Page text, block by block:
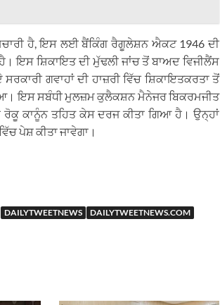
ਹੈ, ਇਸ ਲਈ ਬੈਂਕਿੰਗ ਰੈਗੂਲੇਸ਼ਨ ਐਕਟ 1946 ਦੀ
ਇਸ ਸ਼ਿਕਾਇਤ ਦੀ ਮੁੱਢਲੀ ਜਾਂਚ ਤੋਂ ਬਾਅਦ ਵਿਜੀਲੈਂਸ
ਗਵਾਹਾਂ ਦੀ ਹਾਜ਼ਰੀ ਵਿੱਚ ਸ਼ਿਕਾਇਤਕਰਤਾ ਤੋਂ
ਇਸ ਸਬੰਧੀ ਮੁਲਜ਼ਮ ਕੁਲੈਕਸ਼ਨ ਮੈਨੇਜਰ ਬਿਕਰਮਜੀਤ
ਰੋਕੂ ਕਾਨੂੰਨ ਤਹਿਤ ਕੇਸ ਦਰਜ ਕੀਤਾ ਗਿਆ ਹੈ। ਉਨ੍ਹਾਂ
ਪੇਸ਼ ਕੀਤਾ ਜਾਵੇਗਾ।
DAILYTWEETNEWS
DAILYTWEETNEWS.COM